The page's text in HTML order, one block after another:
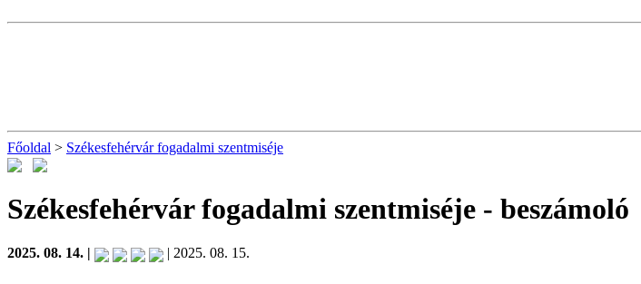
Főoldal > Székesfehérvár fogadalmi szentmiséje
Székesfehérvár fogadalmi szentmiséje - beszámoló
2025. 08. 14. | | 2025. 08. 15.